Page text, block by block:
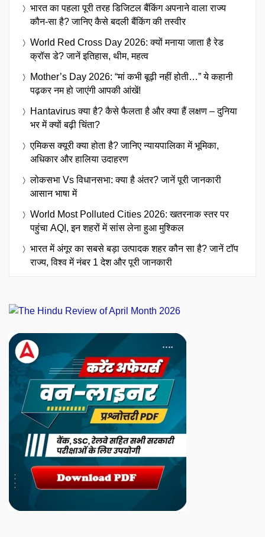
भारत का पहला पूरी तरह डिजिटल बैंकिंग अपनाने वाला राज्य
कौन-सा है? जानिए कैसे बदली बैंकिंग की तस्वीर
World Red Cross Day 2026: क्यों मनाया जाता है रेड
क्रॉस डे? जानें इतिहास, थीम, महत्व
Mother’s Day 2026: “मां कभी बूढ़ी नहीं होती…” ये कहानी
पढ़कर नम हो जाएंगी आपकी आंखें!
Hantavirus क्या है? कैसे फैलता है और क्या हैं लक्षण – दुनिया
भर में क्यों बढ़ी चिंता?
एमिकस क्यूरी क्या होता है? जानिए न्यायपालिका में भूमिका,
अधिकार और हालिया उदाहरण
लोकसभा Vs विधानसभा: क्या है अंतर? जानें पूरी जानकारी
आसान भाषा में
World Most Polluted Cities 2026: खतरनाक स्तर पर
पहुंचा AQI, इन शहरों में सांस लेना हुआ मुश्किल
भारत में अंगूर का सबसे बड़ा उत्पादक शहर कौन सा है? जानें टॉप
राज्य, विश्व में नंबर 1 देश और पूरी जानकारी